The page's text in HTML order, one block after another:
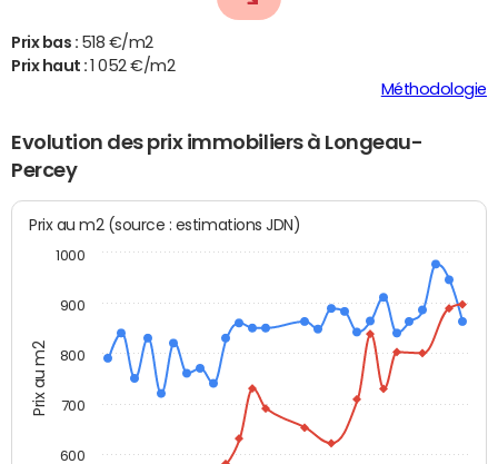
Prix bas : 518 €/m2
Prix haut :
1 052 €/m2
Méthodologie
Evolution des prix immobiliers à Longeau-
Percey
Prix au m2
Prix au m2 (source : estimations JDN)
600
700
800
900
1000